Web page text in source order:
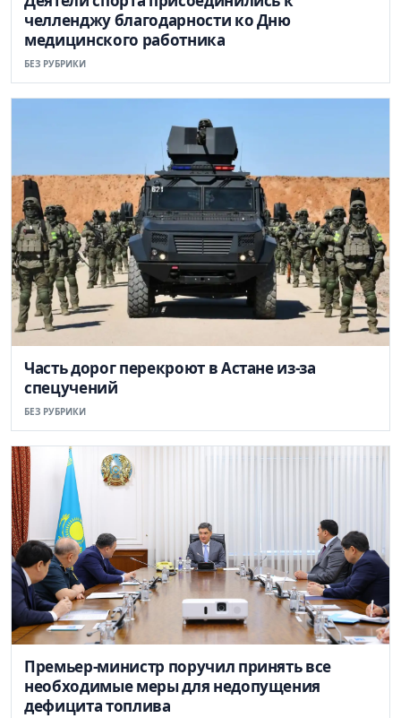
челленджу благодарности ко Дню
медицинского работника
БЕЗ РУБРИКИ
Часть дорог перекроют в Астане из-за
спецучений
БЕЗ РУБРИКИ
Премьер-министр поручил принять все
необходимые меры для недопущения
дефицита топлива